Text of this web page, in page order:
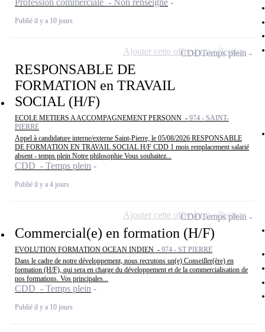
Profession commerciale - Non renseigné
Publié il y a 10 jours
RESPONSABLE DE
FORMATION en TRAVAIL
SOCIAL (H/F)
ECOLE METIERS A ACCOMPAGNEMENT PERSONN - 974 - SAINT-
PIERRE
Appel à candidature interne/externe Saint-Pierre, le 05/08/2026 RESPONSABLE
DE FORMATION EN TRAVAIL SOCIAL H/F CDD 1 mois remplacement salarié
absent - temps plein Notre philosophie Vous souhaitez...
CDD - Temps plein
Publié il y a 4 jours
CDDTemps plein
Ajouter cette offre à ma sélection
Commercial(e) en formation (H/F)
EVOLUTION FORMATION OCEAN INDIEN - 974 - ST PIERRE
Dans le cadre de notre développement, nous recrutons un(e) Conseiller(ère) en
formation (H/F), qui sera en charge du développement et de la commercialisation de
nos formations. Vos principales...
CDD - Temps plein
Publié il y a 10 jours
CDDTemps plein
Ajouter cette offre à ma sélection